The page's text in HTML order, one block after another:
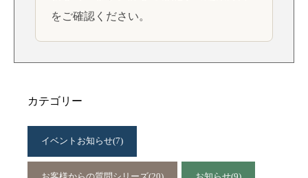
をご確認ください。
カテゴリー
イベントお知らせ(7)